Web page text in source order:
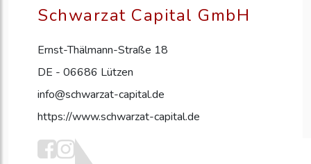
Schwarzat Capital GmbH
Ernst-Thälmann-Straße 18
DE - 06686 Lützen
info@schwarzat-capital.de
https://www.schwarzat-capital.de